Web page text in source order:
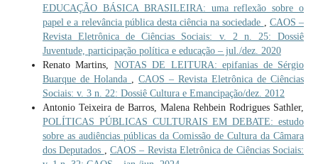
EDUCAÇÃO BÁSICA BRASILEIRA: uma reflexão sobre o
papel e a relevância pública desta ciência na sociedade
CAOS –
Revista Eletrônica de Ciências Sociais: v. 2 n. 25: Dossiê
Juventude, participação política e educação – jul./dez. 2020
Renato Martins, NOTAS DE LEITURA: epifanias de Sérgio
Buarque de Holanda
,CAOS – Revista Eletrônica de Ciências
Sociais: v. 3 n. 22: Dossiê Cultura e Emancipação/dez. 2012
Antonio Teixeira de Barros, Malena Rehbein Rodrigues Sathler,
POLÍTICAS PÚBLICAS CULTURAIS EM DEBATE: estudo
sobre as audiências públicas da Comissão de Cultura da Câmara
dos Deputados
CAOS – Revista Eletrônica de Ciências Sociais: